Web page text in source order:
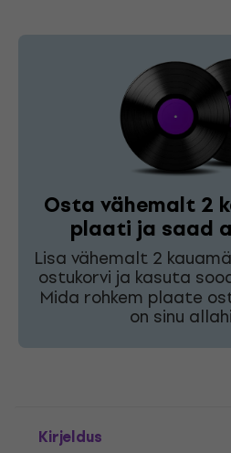
Osta vähemalt 2
plaati ja saad
Lisa vähemalt 2
ostukorvi ja kasuta
Mida rohkem plaate
on sinu
Kirjeldus